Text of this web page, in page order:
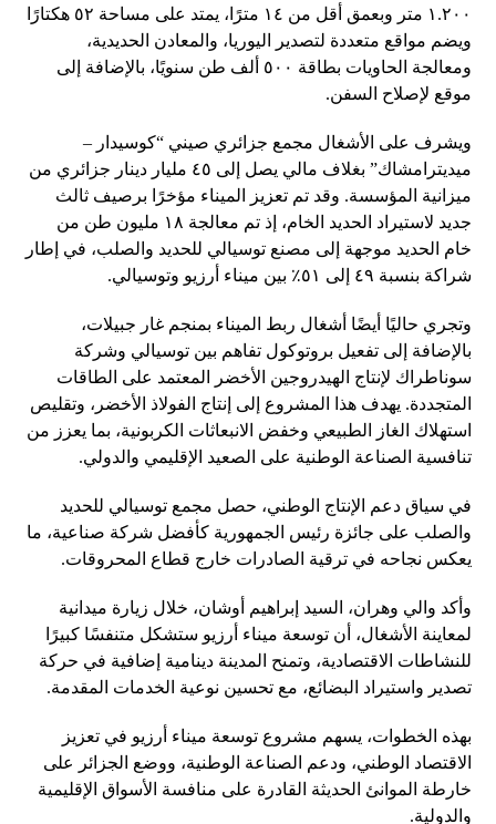
١.٢٠٠ متر وبعمق أقل من ١٤ مترًا، يمتد على مساحة ٥٢ هكتارًا
ويضم مواقع متعددة لتصدير اليوريا، والمعادن الحديدية،
ومعالجة الحاويات بطاقة ٥٠٠ ألف طن سنويًا، بالإضافة إلى
موقع لإصلاح السفن.
ويشرف على الأشغال مجمع جزائري صيني “كوسيدار –
ميديترامشاك” بغلاف مالي يصل إلى ٤٥ مليار دينار جزائري من
ميزانية المؤسسة. وقد تم تعزيز الميناء مؤخرًا برصيف ثالث
جديد لاستيراد الحديد الخام، إذ تم معالجة ١٨ مليون طن من
خام الحديد موجهة إلى مصنع توسيالي للحديد والصلب، في إطار
شراكة بنسبة ٤٩ إلى ٥١٪ بين ميناء أرزيو وتوسيالي.
وتجري حاليًا أيضًا أشغال ربط الميناء بمنجم غار جبيلات،
بالإضافة إلى تفعيل بروتوكول تفاهم بين توسيالي وشركة
سوناطراك لإنتاج الهيدروجين الأخضر المعتمد على الطاقات
المتجددة. يهدف هذا المشروع إلى إنتاج الفولاذ الأخضر، وتقليص
استهلاك الغاز الطبيعي وخفض الانبعاثات الكربونية، بما يعزز من
تنافسية الصناعة الوطنية على الصعيد الإقليمي والدولي.
في سياق دعم الإنتاج الوطني، حصل مجمع توسيالي للحديد
والصلب على جائزة رئيس الجمهورية كأفضل شركة صناعية، ما
يعكس نجاحه في ترقية الصادرات خارج قطاع المحروقات.
وأكد والي وهران، السيد إبراهيم أوشان، خلال زيارة ميدانية
لمعاينة الأشغال، أن توسعة ميناء أرزيو ستشكل متنفسًا كبيرًا
للنشاطات الاقتصادية، وتمنح المدينة دينامية إضافية في حركة
تصدير واستيراد البضائع، مع تحسين نوعية الخدمات المقدمة.
بهذه الخطوات، يسهم مشروع توسعة ميناء أرزيو في تعزيز
الاقتصاد الوطني، ودعم الصناعة الوطنية، ووضع الجزائر على
خارطة الموانئ الحديثة القادرة على منافسة الأسواق الإقليمية
والدولية.